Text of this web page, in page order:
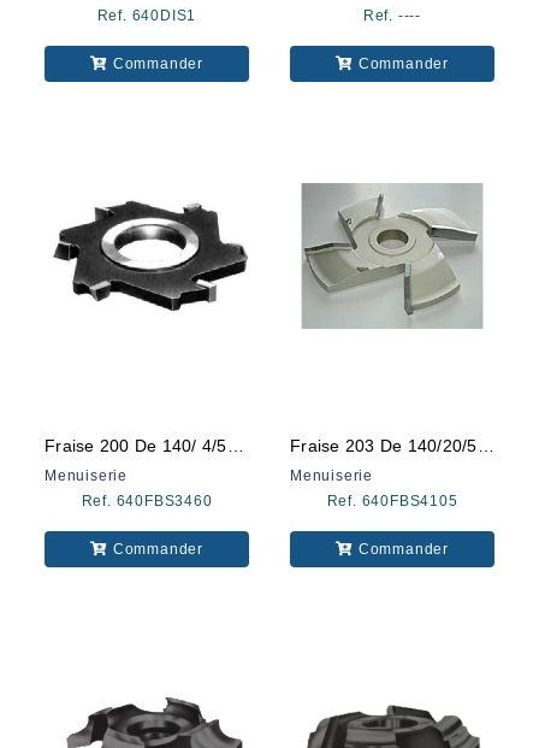
Ref. 640DIS1
Commander
Ref. ----
Commander
Menuiserie
Ref. 640FBS3460
Commander
Menuiserie
Ref. 640FBS4105
Commander